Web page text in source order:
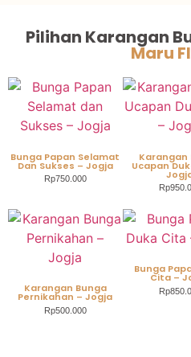
Pilihan Karangan
Maru
Bunga Papan Selamat
Dan Sukses – Jogja
Rp750.000
Karangan
Ucapan
Rp
Karangan Bunga
Pernikahan – Jogja
Rp500.000
Bunga
Cita –
Rp